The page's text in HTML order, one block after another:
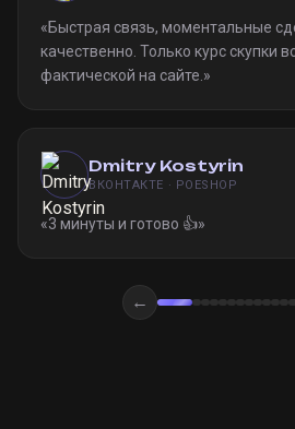
«Быстрая связь, моментальные
качественно. Только курс скупки
фактической на сайте. »
Dmitry Kostyrin
ВКОНТАКТЕ · POESHOP
«3 минуты и готово 👍»
←